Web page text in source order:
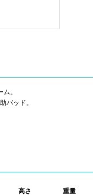
。
パッド。
高さ 重量